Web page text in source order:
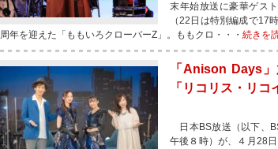
末年始放送に豪華ゲス
（22日は特別編成で17
周年を迎えた「ももいろクローバーZ」。ももクロ・・・ 続きを
「Anison Days
「リコリス・リ
日本BS放送（以下、
午後８時）が、４月28